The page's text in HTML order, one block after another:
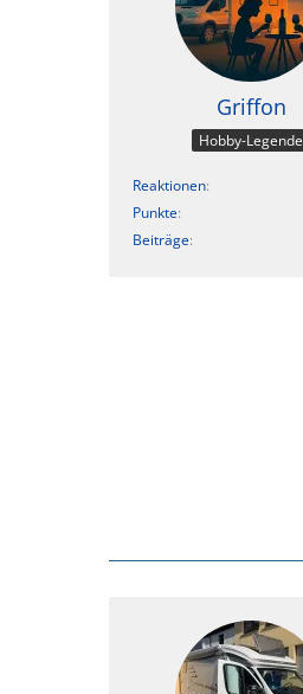
Griffon
Hobby-Legende
Reaktionen
Punkte
Beiträge